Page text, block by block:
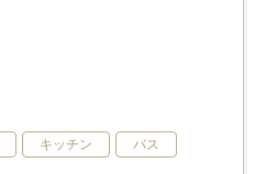
キッチン バス